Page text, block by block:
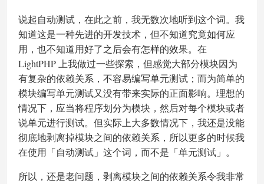
说起自动测试，在此之前，我无数次地听到这个词。我
知道这是一种先进的开发技术，但不知道究竟如何应
用，也不知道用好了之后会有怎样的效果。在
LightPHP 上我做过一些探索，但感觉大部分模块因为
有复杂的依赖关系，不容易编写单元测试；而为简单的
模块编写单元测试又没有带来实际的正面影响。理想的
情况下，应当将程序划分为模块，然后对每个模块或者
说单元进行测试。但实际上大多数情况下，我还是没能
彻底地剥离掉模块之间的依赖关系，所以更多的时候我
在使用「自动测试」这个词，而不是「单元测试」。
所以，还是老问题，剥离模块之间的依赖关系令我非常